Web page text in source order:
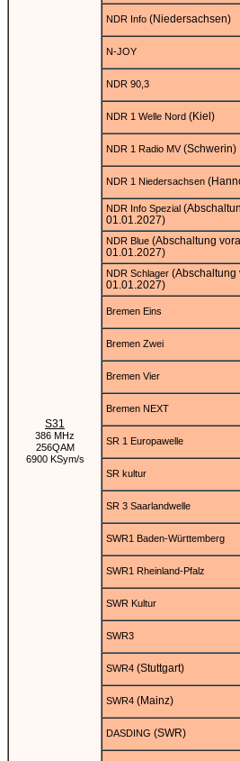
S31
386 MHz
256QAM
6900 KSym/s
NDR Info (Niedersachsen)
N-JOY
NDR 90,3
NDR 1 Welle Nord (Kiel)
NDR 1 Radio MV(Schwerin)
NDR 1 Niedersachsen
NDR Info Spezial
01.01.2027)
NDR Blue (Abschaltung
01.01.2027)
NDR Schlager (Abschaltung
01.01.2027)
Bremen Eins
Bremen Zwei
Bremen Vier
Bremen NEXT
SR 1 Europawelle
SR kultur
SR 3 Saarlandwelle
SWR1 Baden-Württemberg
SWR1 Rheinland-Pfalz
SWR Kultur
SWR3
SWR4 (Stuttgart)
SWR4 (Mainz)
DASDING (SWR)